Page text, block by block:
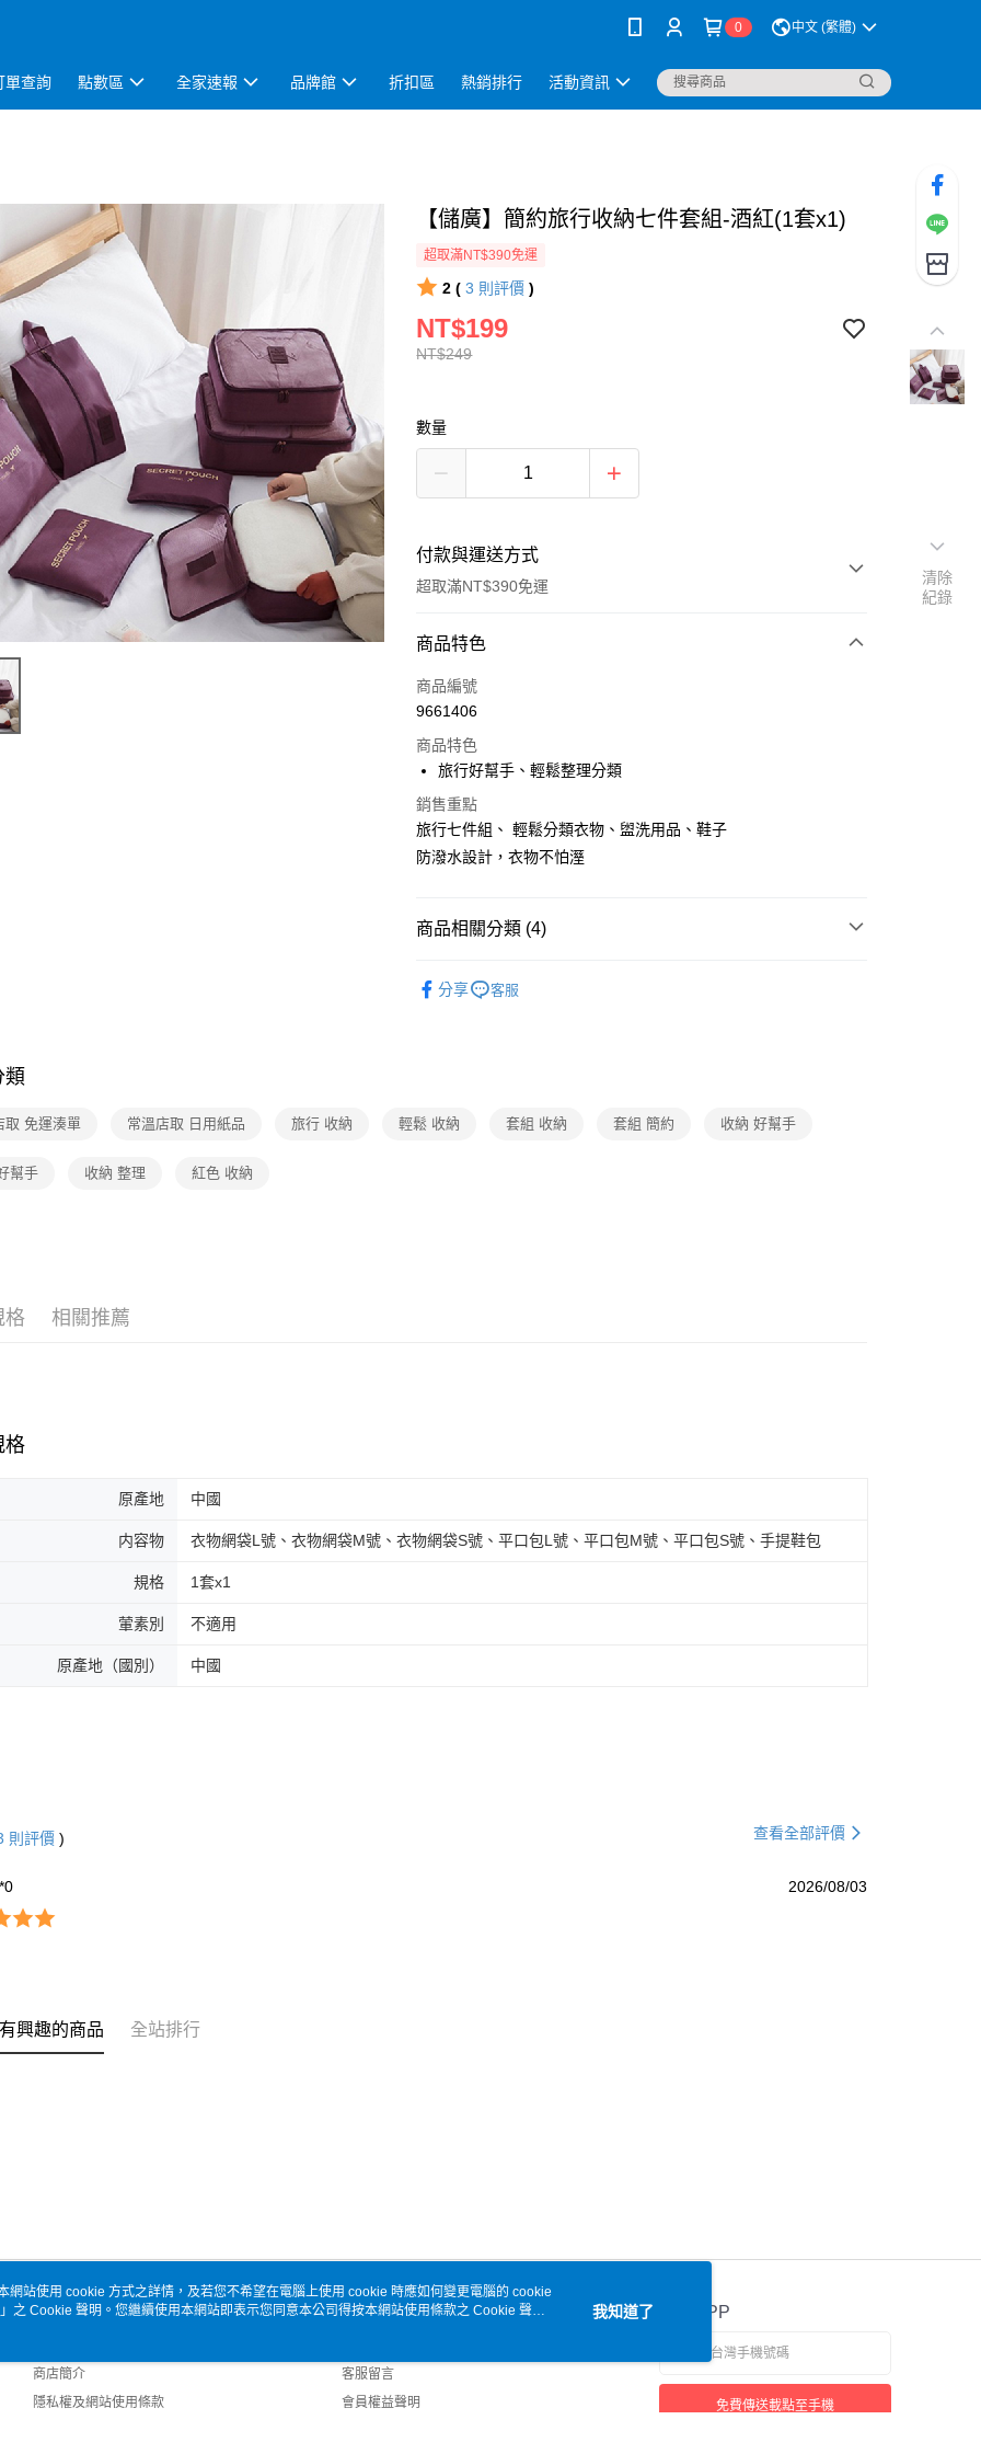
0 中文 (繁體)
單查詢 點數區 全家速報 品牌館 折扣區 熱銷排行 活動資訊
【儲廣】簡約旅行收納七件套組-酒紅(1套x1)
超取滿NT$390免運
2 ( 3 則評價 )
NT$249
NT$199
數量
付款與運送方式
超取滿NT$390免運
付款方式
全家線上支付
運送方式
全家取貨付款
每筆NT$40，滿NT$390(含以上)免運費
每筆NT$40，滿NT$390(含以上)免運費
商品特色
商品編號
9661406
商品特色
旅行好幫手、輕鬆整理分類
銷售重點
旅行七件組、 輕鬆分類衣物、盥洗用品、鞋子
防潑水設計，衣物不怕溼
商品相關分類 (4)
分享 客服
類
取 免運湊單 常溫店取 日用紙品 旅行 收納 輕鬆 收納 套組 收納 套組 簡約 收納 好幫手
幫手 收納 整理 紅色 收納
格 相關推薦
格
原產地 中國
内容物 衣物網袋L號、衣物網袋M號、衣物網袋S號、平口包L號、平口包M號、平口包S號、手提鞋包
規格 1套x1
葷素別 不適用
原產地（國別） 中國
則評價 ) 查看全部評價
2026/08/03
興趣的商品 全站排行
關於我們
商店簡介
隱私權及網站使用條款
客服資訊
客服留言
會員權益聲明
官方APP
免費傳送載點至手機
清除
紀錄
網站使用 cookie 方式之詳情，及若您不希望在電腦上使用 cookie 時應如何變更電腦的 cookie
」之 Cookie 聲明。您繼續使用本網站即表示您同意本公司得按本網站使用條款之 Cookie 聲明
我知道了